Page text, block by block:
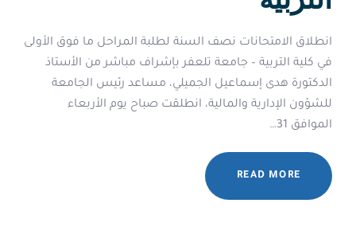
انطلاق الامتحانات نصف السنة لطلبة المراحل ما فوق الأولى
في كلية التربية – جامعة تلعفر بإشراف مباشر من الأستاذ
الدكتورة هدى إسماعيل الجميلي، مساعد رئيس الجامعة
للشؤون الإدارية والمالية، انطلقت صباح يوم الأربعاء
الموافق 31…
READ MORE